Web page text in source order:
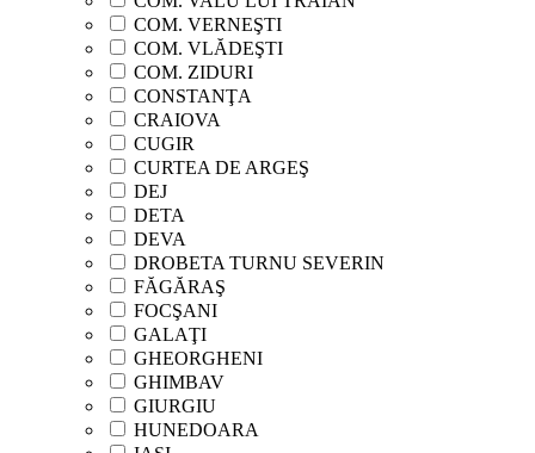
COM. VERNEŞTI
COM. VLĂDEŞTI
COM. ZIDURI
CONSTANŢA
CRAIOVA
CUGIR
CURTEA DE ARGEŞ
DEJ
DETA
DEVA
DROBETA TURNU SEVERIN
FĂGĂRAŞ
FOCŞANI
GALAŢI
GHEORGHENI
GHIMBAV
GIURGIU
HUNEDOARA